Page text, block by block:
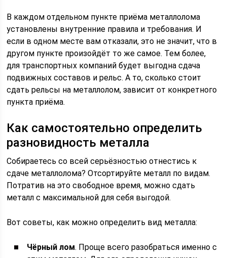
В каждом отдельном пункте приёма металлолома
установлены внутренние правила и требования. И
если в одном месте вам отказали, это не значит, что в
другом пункте произойдёт то же самое. Тем более,
для транспортных компаний будет выгодна сдача
подвижных составов и рельс. А то, сколько стоит
сдать рельсы на металлолом, зависит от конкретного
пункта приёма.
Как самостоятельно определить
разновидность металла
Собираетесь со всей серьёзностью отнестись к
сдаче металлолома? Отсортируйте металл по видам.
Потратив на это свободное время, можно сдать
металл с максимальной для себя выгодой.
Вот советы, как можно определить вид металла:
Чёрный лом. Проще всего разобраться именно с